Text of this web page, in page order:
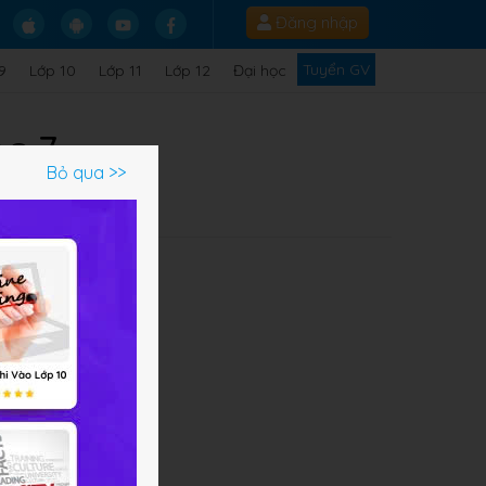
Đăng nhập
Lớp 10 Lớp 11 Lớp 12 Đại học Tuyển GV
7
ở
Bỏ qua >>